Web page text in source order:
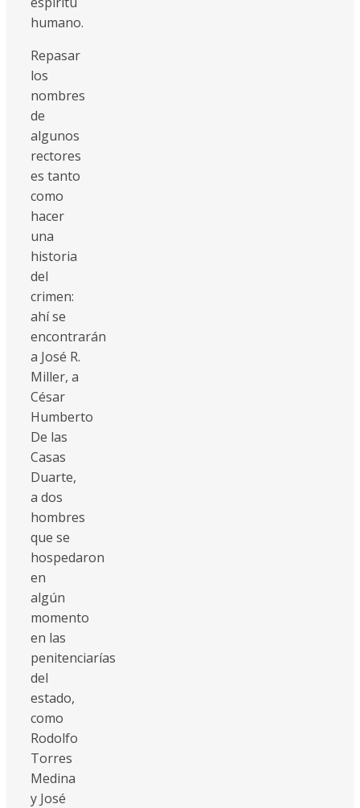
humano.
Repasar
los
nombres
de
algunos
rectores
es tanto
como
hacer
una
historia
del
crimen:
ahí se
encontrarán
a José R.
Miller, a
César
Humberto
De las
Casas
Duarte,
a dos
hombres
que se
hospedaron
en
algún
momento
en las
penitenciarías
del
estado,
como
Rodolfo
Torres
Medina
y José